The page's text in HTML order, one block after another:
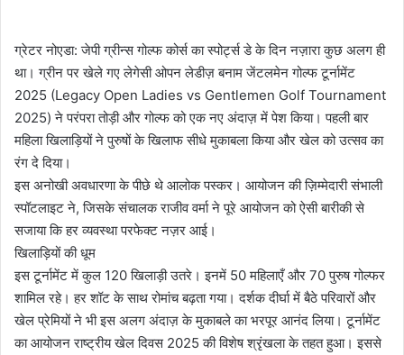
ग्रेटर नोएडा: जेपी ग्रीन्स गोल्फ कोर्स का स्पोर्ट्स डे के दिन नज़ारा कुछ अलग ही
था। ग्रीन पर खेले गए लेगेसी ओपन लेडीज़ बनाम जेंटलमेन गोल्फ टूर्नामेंट
2025 (Legacy Open Ladies vs Gentlemen Golf Tournament
2025) ने परंपरा तोड़ी और गोल्फ को एक नए अंदाज़ में पेश किया। पहली बार
महिला खिलाड़ियों ने पुरुषों के खिलाफ सीधे मुकाबला किया और खेल को उत्सव का
रंग दे दिया।
इस अनोखी अवधारणा के पीछे थे आलोक पस्‍कर। आयोजन की ज़िम्मेदारी संभाली
स्पॉटलाइट ने, जिसके संचालक राजीव वर्मा ने पूरे आयोजन को ऐसी बारीकी से
सजाया कि हर व्यवस्था परफेक्ट नज़र आई।
खिलाड़ियों की धूम
इस टूर्नामेंट में कुल 120 खिलाड़ी उतरे। इनमें 50 महिलाएँ और 70 पुरुष गोल्फर
शामिल रहे। हर शॉट के साथ रोमांच बढ़ता गया। दर्शक दीर्घा में बैठे परिवारों और
खेल प्रेमियों ने भी इस अलग अंदाज़ के मुकाबले का भरपूर आनंद लिया। टूर्नामेंट
का आयोजन राष्ट्रीय खेल दिवस 2025 की विशेष श्रृंखला के तहत हुआ। इससे